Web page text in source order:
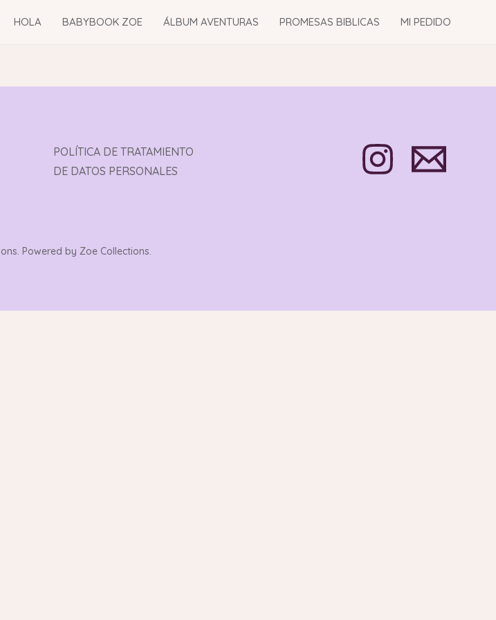
HOLA BABYBOOK ZOE ÁLBUM AVENTURAS PROMESAS BIBLICAS MI PEDIDO
POLÍTICA DE TRATAMIENTO
DE DATOS PERSONALES
Powered by Zoe Collections.